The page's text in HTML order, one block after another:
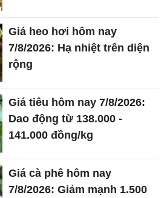
Giá heo hơi hôm nay
7/8/2026: Hạ nhiệt trên diện
rộng
Giá tiêu hôm nay 7/8/2026:
Dao động từ 138.000 -
141.000 đồng/kg
Giá cà phê hôm nay
7/8/2026: Giảm mạnh 1.500